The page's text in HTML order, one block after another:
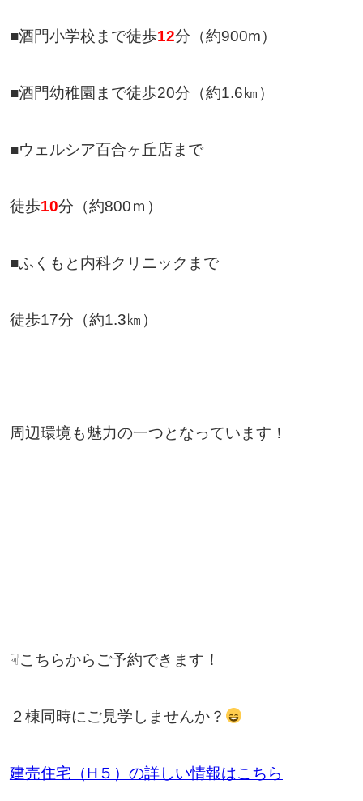
■酒門小学校まで徒歩12分（約900m）
■酒門幼稚園まで徒歩20分（約1.6㎞）
■ウェルシア百合ヶ丘店まで
徒歩10分（約800ｍ）
■ふくもと内科クリニックまで
徒歩17分（約1.3㎞）
周辺環境も魅力の一つとなっています！
☟こちらからご予約できます！
２棟同時にご見学しませんか？
建売住宅（H５）の詳しい情報はこちら